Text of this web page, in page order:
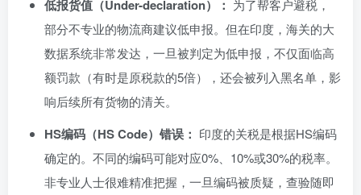
低报货值（Under-declaration）： 为了帮客户避税，
部分不专业的物流商建议低申报。但在印度，海关的大
数据系统非常发达，一旦被判定为低申报，不仅面临高
额罚款（有时是原税款的5倍），还会被列入黑名单，影
响后续所有货物的清关。
HS编码（HS Code）错误： 印度的关税是根据HS编码
确定的。不同的编码可能对应0%、10%或30%的税率。
非专业人士很难精准把握，一旦编码被质疑，查验随即